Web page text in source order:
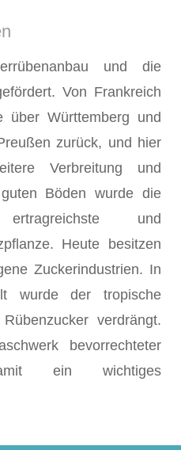
und die
Von Frankreich
über Württemberg und
zurück, und hier
Verbreitung und
Böden wurde die
und
Heute besitzen
Zuckerindustrien. In
wurde der tropische
verdrängt.
bevorrechteter
ein wichtiges